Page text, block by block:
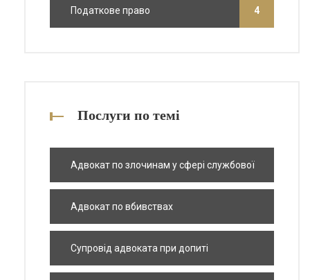
Податкове право 4
Послуги по темі
Адвокат по злочинам у сфері службової
Адвокат по вбивствах
Супровід адвоката при допиті